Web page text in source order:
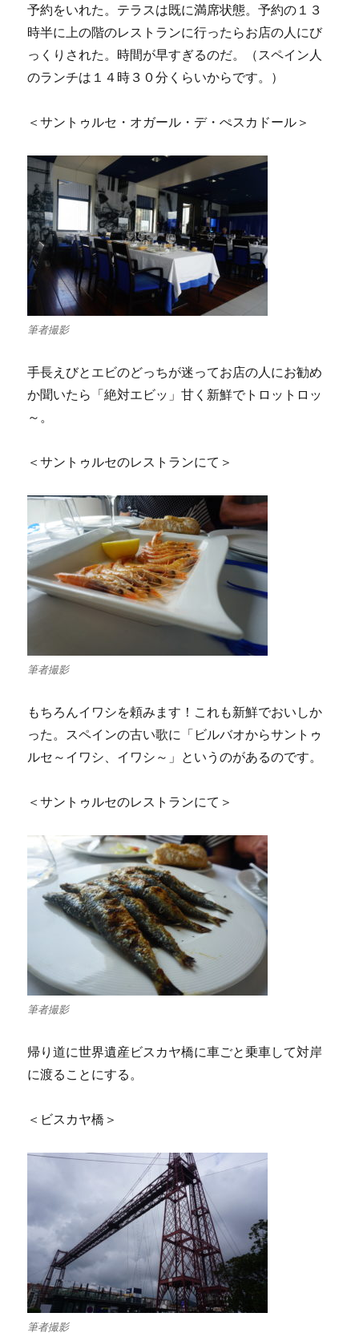
予約をいれた。テラスは既に満席状態。予約の１３
時半に上の階のレストランに行ったらお店の人にび
っくりされた。時間が早すぎるのだ。（スペイン人
のランチは１４時３０分くらいからです。）
＜サントゥルセ・オガール・デ・ぺスカドール＞
筆者撮影
手長えびとエビのどっちが迷ってお店の人にお勧め
か聞いたら「絶対エビッ」甘く新鮮でトロットロッ
～。
＜サントゥルセのレストランにて＞
筆者撮影
もちろんイワシを頼みます！これも新鮮でおいしか
った。スペインの古い歌に「ビルバオからサントゥ
ルセ～イワシ、イワシ～」というのがあるのです。
＜サントゥルセのレストランにて＞
筆者撮影
帰り道に世界遺産ビスカヤ橋に車ごと乗車して対岸
に渡ることにする。
＜ビスカヤ橋＞
筆者撮影